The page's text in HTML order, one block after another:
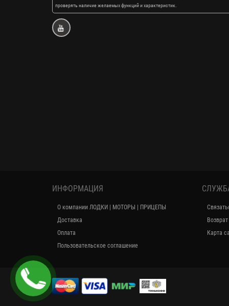
проверять наличие желаемых функций и характеристик.
ИНФОРМАЦИЯ
О компании ЛОДКИ | МОТОРЫ | ПРИЦЕПЫ
Доставка
Оплата
Пользовательское соглашение
Карта